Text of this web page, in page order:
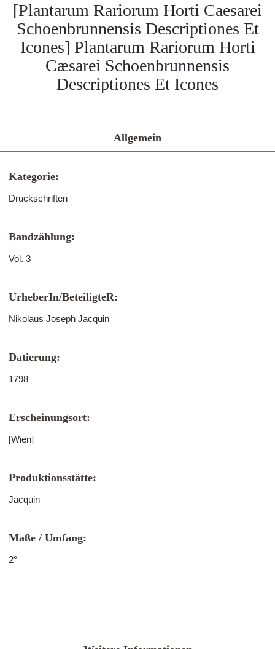
[Plantarum Rariorum Horti Caesarei
Schoenbrunnensis Descriptiones Et
Icones] Plantarum Rariorum Horti
Cæsarei Schoenbrunnensis
Descriptiones Et Icones
Allgemein
Kategorie:
Druckschriften
Bandzählung:
Vol. 3
UrheberIn/BeteiligteR:
Nikolaus Joseph Jacquin
Datierung:
1798
Erscheinungsort:
[Wien]
Produktionsstätte:
Jacquin
Maße / Umfang:
2°